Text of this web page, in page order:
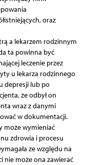
oraz
a lekarzem rodzinnym
ta powinna być
leczenie przez
u lekarza rodzinnego
depresji lub po
że odbył on
wraz z danymi
w dokumentacji.
może wymieniać
zdrowia i procesu
ze względu na
nie może ona zawierać